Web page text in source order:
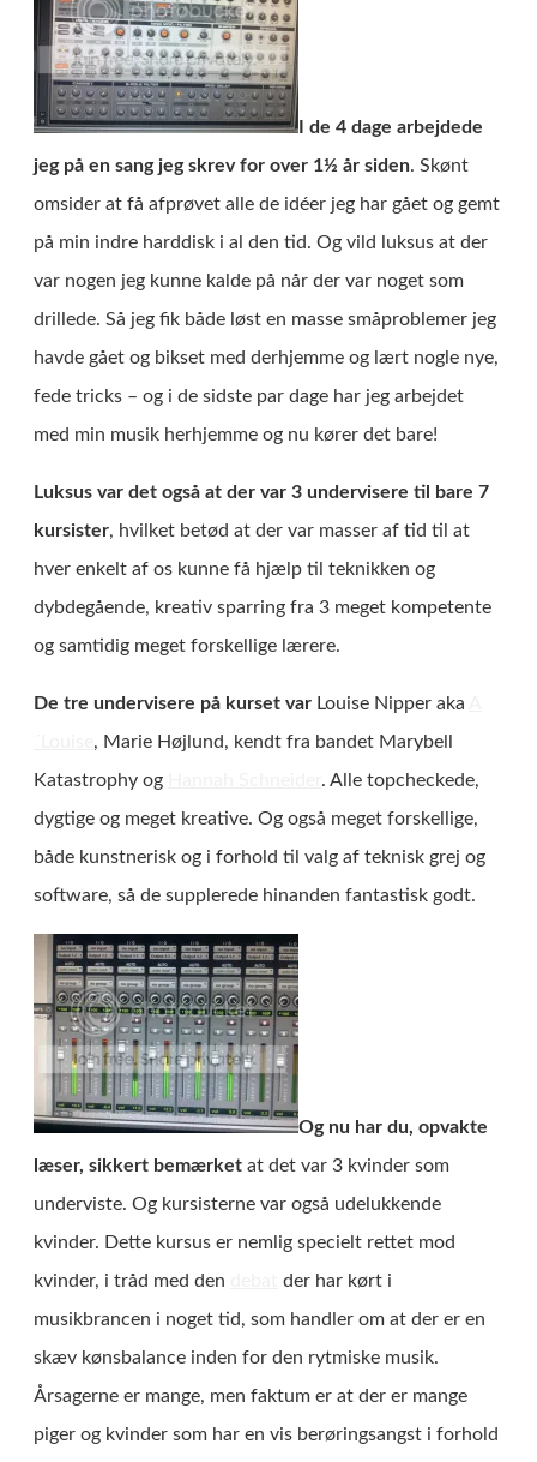
I de 4 dage arbejdede
jeg på en sang jeg skrev for over 1½ år siden. Skønt
omsider at få afprøvet alle de idéer jeg har gået og gemt
på min indre harddisk i al den tid. Og vild luksus at der
var nogen jeg kunne kalde på når der var noget som
drillede. Så jeg fik både løst en masse småproblemer jeg
havde gået og bikset med derhjemme og lært nogle nye,
fede tricks – og i de sidste par dage har jeg arbejdet
med min musik herhjemme og nu kører det bare!
Luksus var det også at der var 3 undervisere til bare 7
kursister, hvilket betød at der var masser af tid til at
hver enkelt af os kunne få hjælp til teknikken og
dybdegående, kreativ sparring fra 3 meget kompetente
og samtidig meget forskellige lærere.
De tre undervisere på kurset var Louise Nipper aka
, Marie Højlund, kendt fra bandet Marybell
Katastrophy og
. Alle topcheckede,
dygtige og meget kreative. Og også meget forskellige,
både kunstnerisk og i forhold til valg af teknisk grej og
software, så de supplerede hinanden fantastisk godt.
Og nu har du, opvakte
læser, sikkert bemærket at det var 3 kvinder som
underviste. Og kursisterne var også udelukkende
kvinder. Dette kursus er nemlig specielt rettet mod
kvinder, i tråd med den
der har kørt i
musikbrancen i noget tid, som handler om at der er en
skæv kønsbalance inden for den rytmiske musik.
Årsagerne er mange, men faktum er at der er mange
piger og kvinder som har en vis berøringsangst i forhold